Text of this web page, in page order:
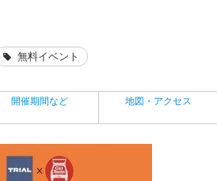
無料イベント
開催期間など 地図・アクセス